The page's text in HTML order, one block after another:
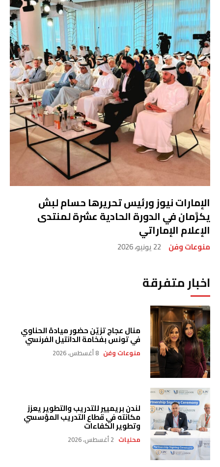
الإمارات نيوز ورئيس تحريرها حسام لبش
يكرَّمان في الدورة الحادية عشرة لمنتدى
الإعلام الإماراتي
منوعات وفن 22 يونيو، 2026
اخبار متفرقة
منال عجاج تزيّن حضور ميادة الحناوي
في تونس بفخامة الدانتيل الفرنسي
منوعات وفن 8 أغسطس، 2026
لندن بريميير للتدريب والتطوير يعزز
مكانته في قطاع التدريب المؤسسي
وتطوير الكفاءات
محليات 2 أغسطس، 2026